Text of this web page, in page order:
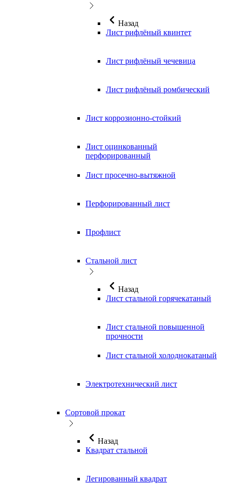
Назад
Лист рифлёный квинтет
Лист рифлёный чечевица
Лист рифлёный ромбический
Лист коррозионно-стойкий
Лист оцинкованный
перфорированный
Лист просечно-вытяжной
Перфорированный лист
Профлист
Стальной лист
Назад
Лист стальной горячекатаный
Лист стальной повышенной
прочности
Лист стальной холоднокатаный
Электротехнический лист
Сортовой прокат
Назад
Квадрат стальной
Легированный квадрат